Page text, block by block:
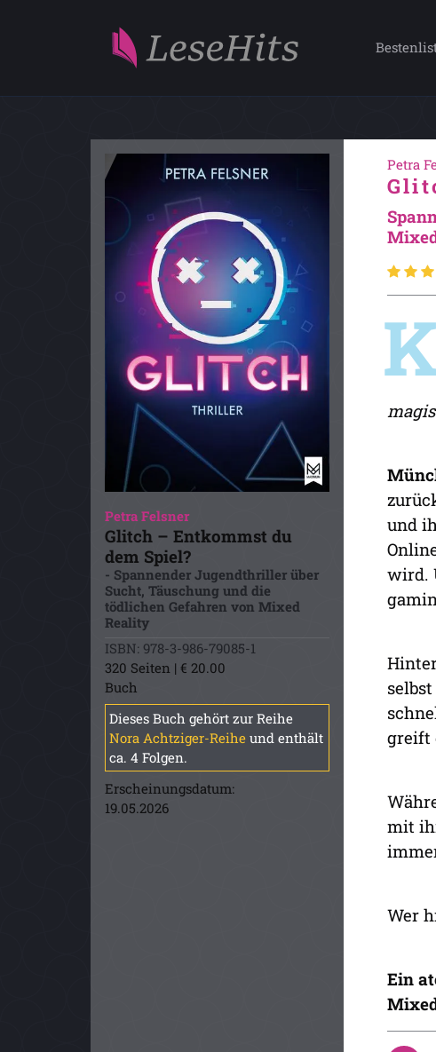
Petra Felsner
Glitch – Entkommst du
dem Spiel?
- Spannender Jugendthriller über
Sucht, Täuschung und die
tödlichen Gefahren von Mixed
Reality
ISBN: 978-3-986-79085-1
320 Seiten | € 20.00
Buch
Dieses Buch gehört zur Reihe
Nora Achtziger-Reihe und enthält
ca. 4 Folgen.
Erscheinungsdatum:
19.05.2026
Petra
und
wird.
greift
mit
Wer
Ein